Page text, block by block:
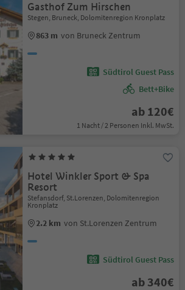
Gasthof Zum Hirschen
Stegen, Bruneck, Dolomitenregion Kronplatz
863 m von Bruneck Zentrum
Südtirol Guest Pass
Bett+Bike
ab 120€
1 Nacht / 2 Personen Inkl. MwSt.
Hotel Winkler Sport & Spa
Resort
Stefansdorf, St.Lorenzen, Dolomitenregion
Kronplatz
2.2 km von St.Lorenzen Zentrum
Südtirol Guest Pass
ab 340€